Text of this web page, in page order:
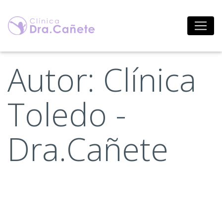
contenido
Autor: Clínica
Toledo -
Dra.Cañete